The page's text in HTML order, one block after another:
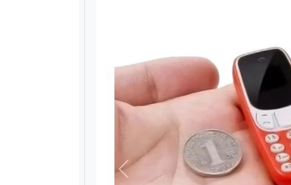
Назад